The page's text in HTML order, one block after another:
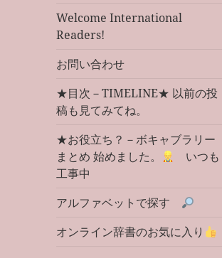
Welcome International
Readers!
お問い合わせ
★目次－TIMELINE★ 以前の投
稿も見てみてね。
★お役立ち？－ボキャブラリー
まとめ 始めました。
いつも
工事中
アルファベットで探す
オンライン辞書のお気に入り